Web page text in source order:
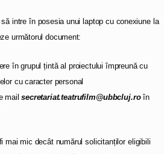
intre în posesia unui laptop cu conexiune la
următorul document:
în grupul țintă al proiectului împreună cu
cu caracter personal
mailsecretariat.teatrufilm@ubbcluj.roîn
mai mic decât numărul solicitanților eligibili